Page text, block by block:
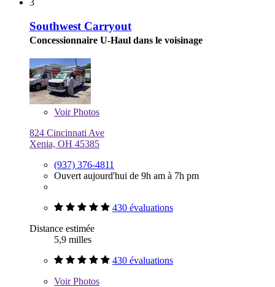
3
Southwest Carryout
Concessionnaire U-Haul dans le voisinage
VoirPhotos
824 Cincinnati Ave
Xenia, OH 45385
(937) 376-4811
Ouvert aujourd'hui de 9h am à 7h pm
430 évaluations
Distance estimée
5,9 milles
430 évaluations
VoirPhotos